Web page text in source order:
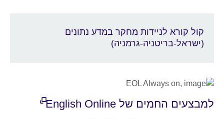
קול קורא לניידות מחקר במדע נתונים
(ישראל-בריטניה-גרמניה)
למבצעים החמים של English Online